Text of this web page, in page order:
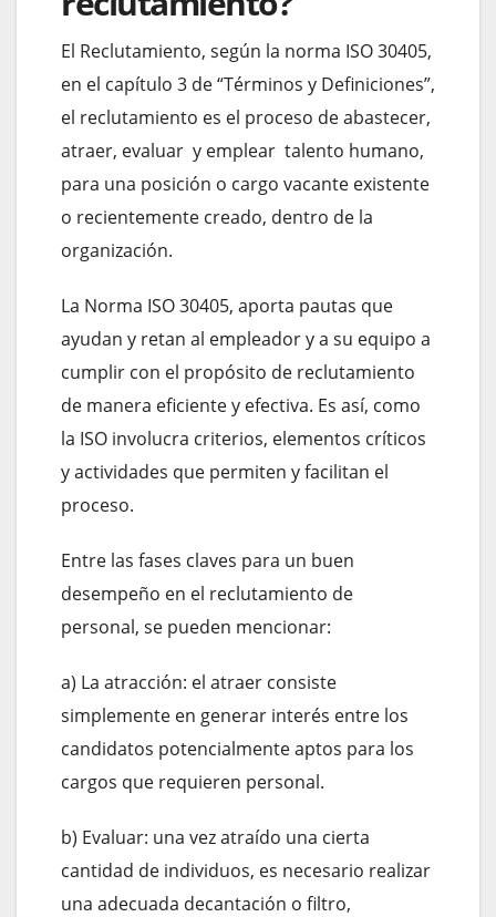
El Reclutamiento, según la norma ISO 30405,
en el capítulo 3 de “Términos y Definiciones”,
el reclutamiento es el proceso de abastecer,
atraer, evaluar y emplear talento humano,
para una posición o cargo vacante existente
o recientemente creado, dentro de la
organización.
La Norma ISO 30405, aporta pautas que
ayudan y retan al empleador y a su equipo a
cumplir con el propósito de reclutamiento
de manera eficiente y efectiva. Es así, como
la ISO involucra criterios, elementos críticos
y actividades que permiten y facilitan el
proceso.
Entre las fases claves para un buen
desempeño en el reclutamiento de
personal, se pueden mencionar:
a) La atracción: el atraer consiste
simplemente en generar interés entre los
candidatos potencialmente aptos para los
cargos que requieren personal.
b) Evaluar: una vez atraído una cierta
cantidad de individuos, es necesario realizar
una adecuada decantación o filtro,